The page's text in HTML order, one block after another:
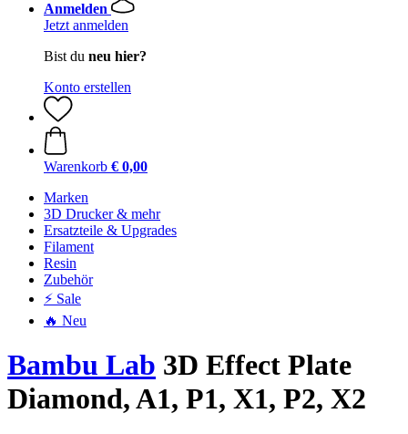
Anmelden
Jetzt anmelden
Bist du neu hier?
Konto erstellen
Warenkorb € 0,00
Marken
3D Drucker & mehr
Ersatzteile & Upgrades
Filament
Resin
Zubehör
⚡ Sale
🔥 Neu
Bambu Lab 3D Effect Plate
Diamond, A1, P1, X1, P2, X2